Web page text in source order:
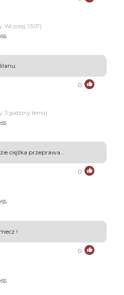
13:07)
0
3 godziny temu)
ciężka przeprawa...
0
!
0